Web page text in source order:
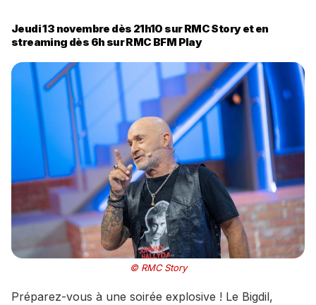
Jeudi 13 novembre dès 21h10 sur RMC Story et en
streaming dès 6h sur RMC BFM Play
© RMC Story
Préparez-vous à une soirée explosive ! Le Bigdil,